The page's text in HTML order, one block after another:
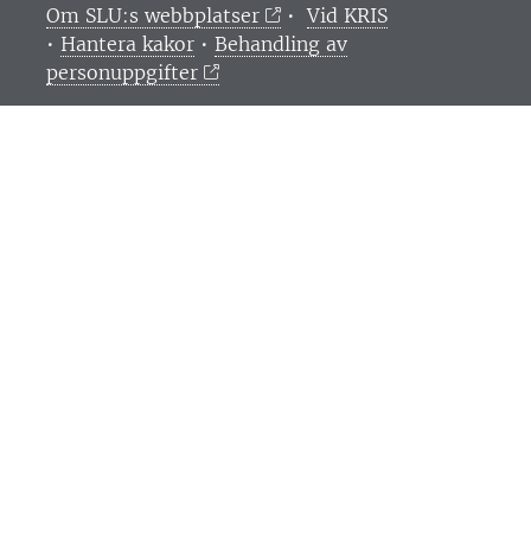
Om SLU:s webbplatser
•Vid KRIS
• Hantera kakor • Behandling av
personuppgifter